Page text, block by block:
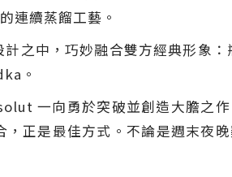
連續蒸餾工藝。
之中，巧妙融合雙方經典形象：
。
一向勇於突破並創造大膽之
正是最佳方式。不論是週末夜